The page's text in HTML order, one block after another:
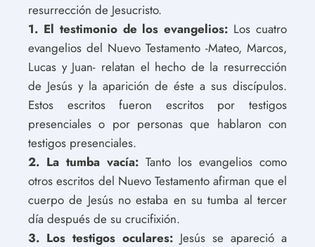
resurrección de Jesucristo.
1. El testimonio de los evangelios: Los cuatro
evangelios del Nuevo Testamento -Mateo, Marcos,
Lucas y Juan- relatan el hecho de la resurrección
de Jesús y la aparición de éste a sus discípulos.
Estos escritos fueron escritos por testigos
presenciales o por personas que hablaron con
testigos presenciales.
2. La tumba vacía: Tanto los evangelios como
otros escritos del Nuevo Testamento afirman que el
cuerpo de Jesús no estaba en su tumba al tercer
día después de su crucifixión.
3. Los testigos oculares: Jesús se apareció a